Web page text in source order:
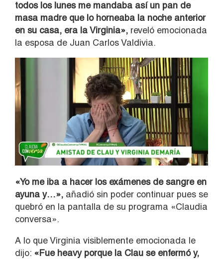
todos los lunes me mandaba así un pan de
masa madre que lo horneaba la noche anterior
en su casa, era la Virginia», reveló emocionada
la esposa de Juan Carlos Valdivia.
«Yo me iba a hacer los exámenes de sangre en
ayuna y…», añadió sin poder continuar pues se
quebró en la pantalla de su programa «Claudia
conversa».
A lo que Virginia visiblemente emocionada le
dijo: «Fue heavy porque la Clau se enfermó y,